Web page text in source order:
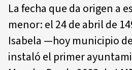
La fecha que da origen a
menor: el 24 de abril de
Isabela —hoy municipio
instaló el primer